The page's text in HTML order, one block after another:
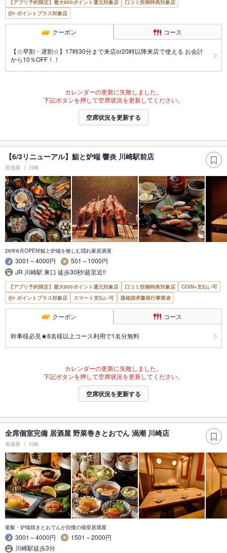
【アプリ予約限定】最大800ポイント還元対象店
口コミ投稿特典対象店
ポイントプラス対象店
クーポン コース
【☆早割・遅割☆】17時30分まで来店or20時以降来店で使える お会計
から10％OFF！！
カレンダーの更新に失敗しました。
下記ボタンを押して空席状況を更新してください。
空席状況を更新する
【6/3リニューアル】鮨と炉端 響炎 川崎駅前店
居酒屋 川崎
26年6月OPEN!鮨と炉端を愉しむ隠れ家居酒屋
3001～4000円
501～1000円
JR 川崎駅 東口 徒歩30秒!超至近!!
【アプリ予約限定】最大800ポイント還元対象店 口コミ投稿特典対象店
COIN+支払い可
ポイントプラス対象店
スマート支払い可 適格請求書発行事業者
クーポン コース
幹事様必見★8名様以上コース利用で1名分無料
カレンダーの更新に失敗しました。
下記ボタンを押して空席状況を更新してください。
空席状況を更新する
全席個室完備 居酒屋 野菜巻きとおでん 渦潮 川崎店
居酒屋 川崎
釜飯・炉端焼きとおでんが自慢の個室居酒屋
3001～4000円
1501～2000円
川崎駅徒歩3分